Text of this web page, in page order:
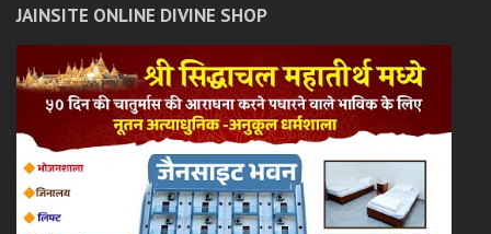
JAINSITE ONLINE DIVINE SHOP